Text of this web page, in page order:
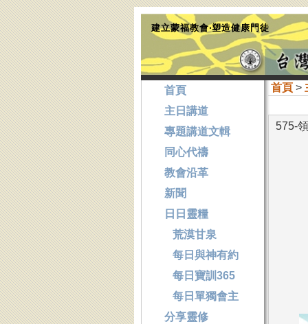
建立蒙福教會‧塑造健康門徒
首頁>
575-
首頁
主日講道
專題講道文輯
同心代禱
教會沿革
新聞
日日靈糧
荒漠甘泉
每日與神有約
每日寶訓365
每日單獨會主
分享靈修